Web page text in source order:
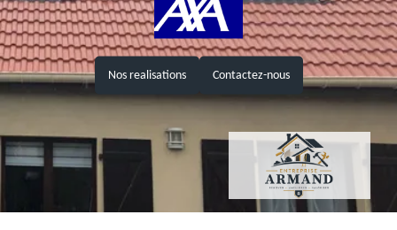
Nos realisations Contactez-nous